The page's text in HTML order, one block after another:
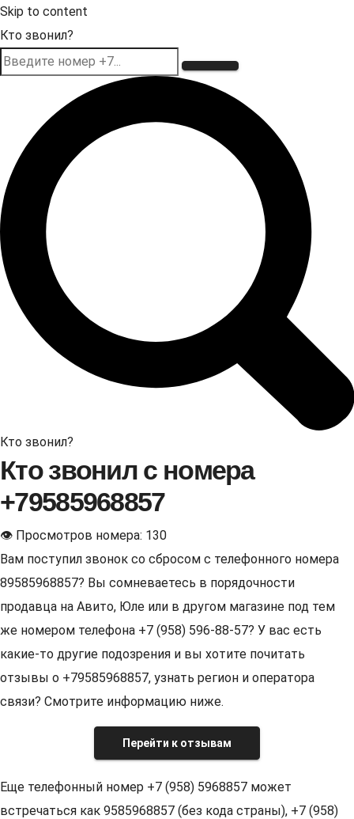
Skip to content
Кто звонил?
Кто звонил?
Кто звонил с номера
+79585968857
👁 Просмотров номера: 130
Вам поступил звонок со сбросом с телефонного номера
89585968857? Вы сомневаетесь в порядочности
продавца на Авито, Юле или в другом магазине под тем
же номером телефона +7 (958) 596-88-57? У вас есть
какие-то другие подозрения и вы хотите почитать
отзывы о +79585968857, узнать регион и оператора
связи? Смотрите информацию ниже.
Перейти к отзывам
Еще телефонный номер +7 (958) 5968857 может
встречаться как 9585968857 (без кода страны), +7 (958)